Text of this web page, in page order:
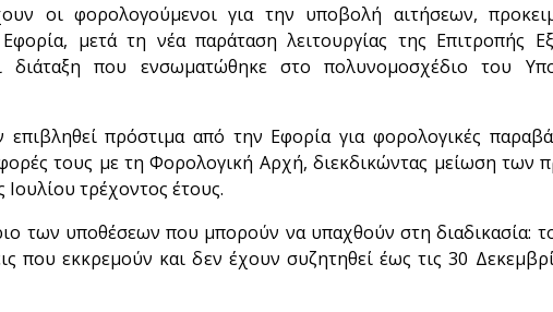
οι φορολογούμενοι για την υποβολή αιτήσεων,
μετά τη νέα παράταση λειτουργίας της Επιτροπής
που ενσωματώθηκε στο πολυνομοσχέδιο του
πρόστιμα από την Εφορία για φορολογικές
τους με τη Φορολογική Αρχή, διεκδικώντας μείωση των
Ιουλίου τρέχοντος έτους.
των υποθέσεων που μπορούν να υπαχθούν στη διαδικασία:
που εκκρεμούν και δεν έχουν συζητηθεί έως τις 30